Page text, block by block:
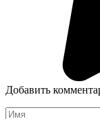
Добавить
Имя